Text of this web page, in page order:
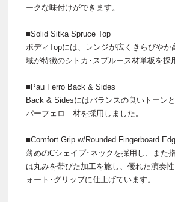
ークな味付けができます。
■Solid Sitka Spruce Top
ボディTopには、レンジが広くきらびやか
域が特徴のシトカ･スプルース材単板を採
■Pau Ferro Back & Sides
Back & Sidesにはバランスの良いトーン
パーフェロ―材を採用しました。
■Comfort Grip w/Rounded Fingerboard
薄めのCシェイプ･ネックを採用し、また
は丸みを帯びた加工を施し、優れた演奏
ォート･グリップに仕上げています。